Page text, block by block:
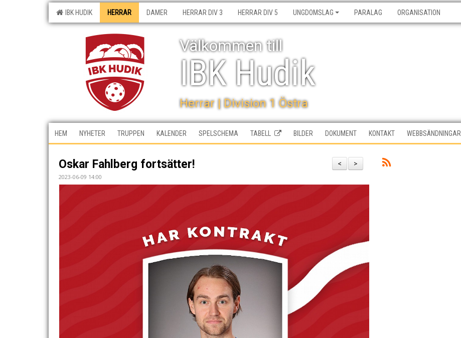
IBK HUDIK HERRAR DAMER HERRAR DIV 3 HERRAR DIV 5 UNGDOMSLAG PARALAG ORGANISATION
IBK Hudik
Välkommen till
Herrar | Division 1 Östra
HEM NYHETER TRUPPEN KALENDER SPELSCHEMA TABELL BILDER DOKUMENT KONTAKT WEBBSÄNDNINGAR
>
<
Oskar Fahlberg fortsätter!
2023-06-09 14:00